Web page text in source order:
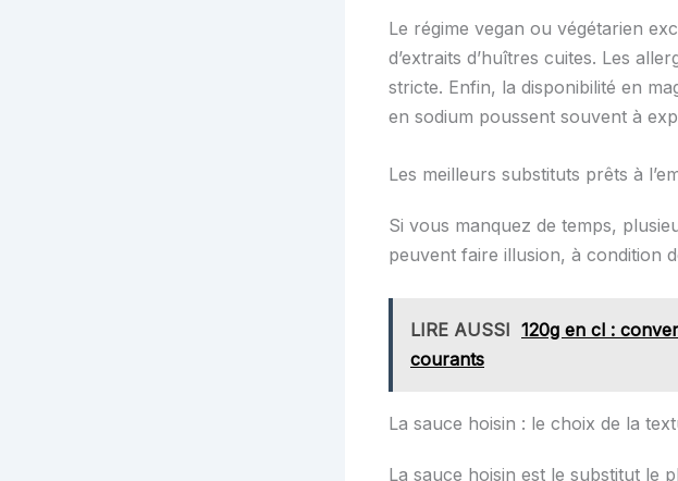
Le régime vegan ou végétarien
d’extraits d’huîtres cuites. Les
stricte. Enfin, la disponibilité en
en sodium poussent souvent à
Les meilleurs substituts prêts à
Si vous manquez de temps,
peuvent faire illusion, à condition
LIRE AUSSI 120g en cl :
courants
La sauce hoisin : le choix de la
La sauce hoisin est le substitut le